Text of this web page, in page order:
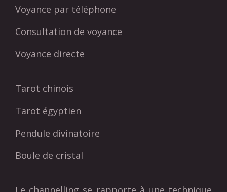
Voyance par téléphone
Consultation de voyance
Voyance directe
Tarot chinois
Tarot égyptien
Pendule divinatoire
Boule de cristal